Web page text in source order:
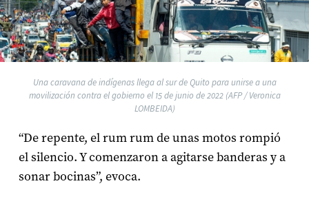
Una caravana de indígenas llega al sur de Quito para unirse a una
movilización contra el gobierno el 15 de junio de 2022 (AFP / Veronica
LOMBEIDA)
“De repente, el rum rum de unas motos rompió
el silencio. Y comenzaron a agitarse banderas y a
sonar bocinas”, evoca.